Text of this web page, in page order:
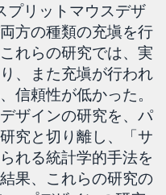
プリットマウスデザ
方の種類の充塡を行
れらの研究では、実
、また充塡が行われ
信頼性が低かった。
ザインの研究を、パ
究と切り離し、「サ
れる統計学的手法を
果、これらの研究の